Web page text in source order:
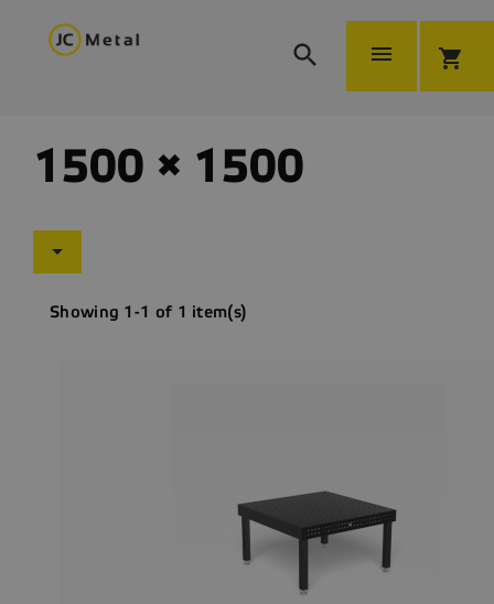
  shopping_cart
1500 × 1500

Showing 1-1 of 1 item(s)